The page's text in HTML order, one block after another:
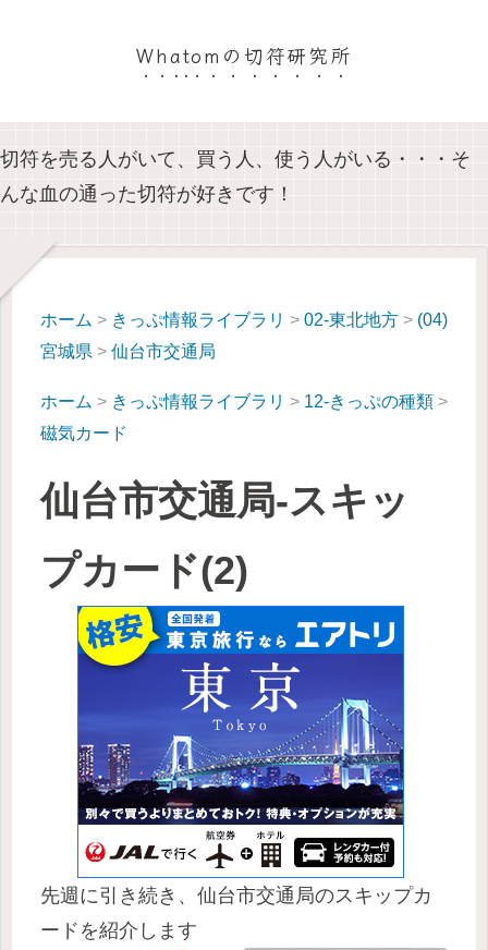
Whatomの切符研究所
切符を売る人がいて、買う人、使う人がいる・・・そ
んな血の通った切符が好きです！
ホーム > きっぷ情報ライブラリ > 02-東北地方 > (04)
宮城県 > 仙台市交通局
ホーム > きっぷ情報ライブラリ > 12-きっぷの種類 >
磁気カード
仙台市交通局-スキッ
プカード(2)
先週に引き続き、仙台市交通局のスキップカ
ードを紹介します